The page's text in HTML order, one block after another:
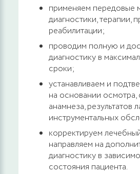
применяем передовые
диагностики, терапии,
реабилитации;
проводим полную и
диагностику в
сроки;
устанавливаем и
на основании
анамнеза, результатов
инструментальных
корректируем
направляем на
диагностику в
состояния пациента.